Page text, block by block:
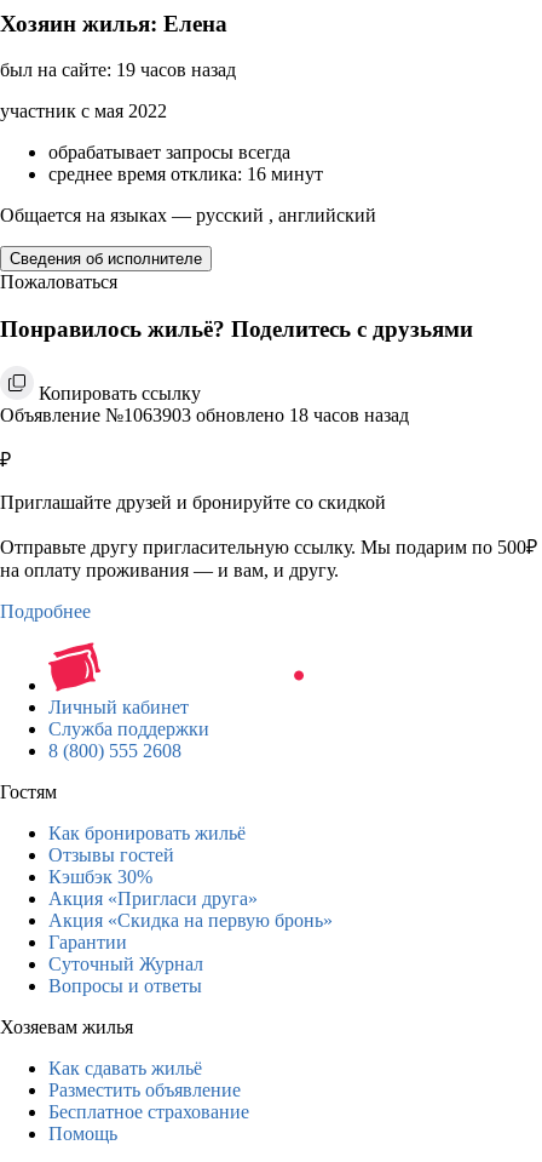
Хозяин жилья: Елена
был на сайте: 19 часов назад
участник с мая 2022
обрабатывает запросы всегда
среднее время отклика: 16 минут
Общается на языках — русский , английский
Сведения об исполнителе
Пожаловаться
Понравилось жильё? Поделитесь с друзьями
Копировать ссылку
Объявление №1063903 обновлено 18 часов назад
₽
Приглашайте друзей и бронируйте со скидкой
Отправьте другу пригласительную ссылку. Мы подарим по 500₽
на оплату проживания — и вам, и другу.
Подробнее
Личный кабинет
Служба поддержки
8 (800) 555 2608
Гостям
Как бронировать жильё
Отзывы гостей
Кэшбэк 30%
Акция «Пригласи друга»
Акция «Скидка на первую бронь»
Гарантии
Суточный Журнал
Вопросы и ответы
Хозяевам жилья
Как сдавать жильё
Разместить объявление
Бесплатное страхование
Помощь